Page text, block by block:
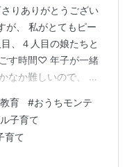
りありがとうござい
が、 私がとてもピー
、４人目の娘たちと
す時間♡ 年子が一緒
なか難しいので、 週
やタオルをたたむ、
真似をして)など 日
るだけやらせてあげ
れのペースで集中し
育 #おうちモンテ
子育て
育て